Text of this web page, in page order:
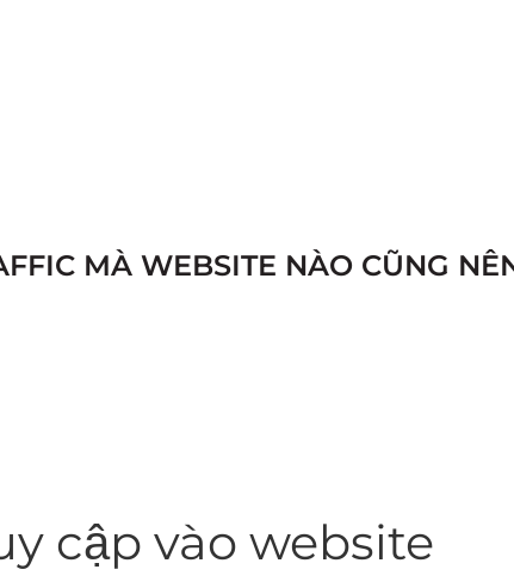
MÀ WEBSITE NÀO CŨNG
cập vào website